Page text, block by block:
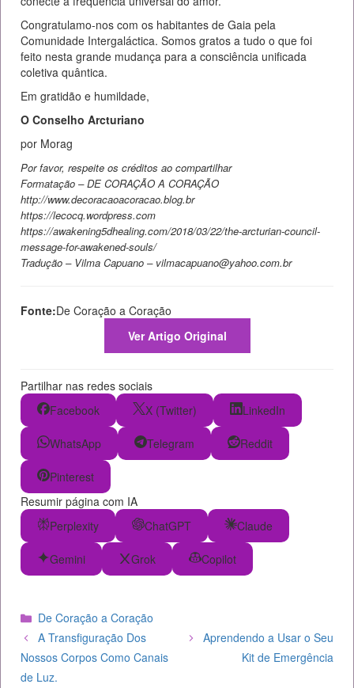
Congratulamo-nos com os habitantes de Gaia pela
Comunidade Intergaláctica. Somos gratos a tudo o que foi
feito nesta grande mudança para a consciência unificada
coletiva quântica.
Em gratidão e humildade,
O Conselho Arcturiano
por Morag
Por favor, respeite os créditos ao compartilhar
Formatação – DE CORAÇÃO A CORAÇÃO
http://www.decoracaoacoracao.blog.br
https://lecocq.wordpress.com
https://awakening5dhealing.com/2018/03/22/the-arcturian-council-
message-for-awakened-souls/
Tradução – Vilma Capuano – vilmacapuano@yahoo.com.br
Fonte:De Coração a Coração
Ver Artigo Original
Partilhar nas redes sociais
Facebook
X (Twitter) LinkedIn
WhatsApp Telegram Reddit
Pinterest
Resumir página com IA
Perplexity
ChatGPT Claude
Gemini Grok Copilot
Categorias
De Coração a Coração
A Transfiguração Dos
Nossos Corpos Como Canais
de Luz.
Aprendendo a Usar o Seu
Kit de Emergência